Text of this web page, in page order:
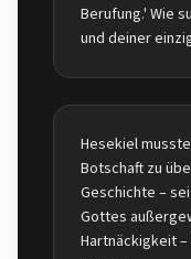
Berufung.' Wie
und deiner
Hesekiel
Botschaft zu
Geschichte –
Gottes
Hartnäckigkeit